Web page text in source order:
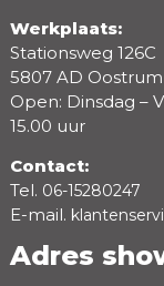
Werkplaats:
Stationsweg 126C
5807 AD Oostrum
Open: Dinsdag –
15.00 uur
Contact:
Tel. 06-15280247
E-mail.
Adres